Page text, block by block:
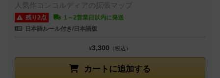
人気作コンコルディアの拡張マップ
残り2点
1～2営業日以内に発送
日本語ルール付き/日本語版
カートに追加する
¥3,300 （税込）